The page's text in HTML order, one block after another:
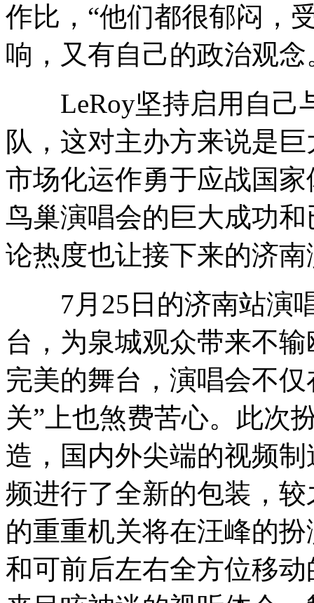
作比，“他们都很郁闷，
响，又有自己的政治观念
LeRoy坚持启用自己
队，这对主办方来说是
市场化运作勇于应战国
鸟巢演唱会的巨大成功
论热度也让接下来的济
7月25日的济南站演唱
台，为泉城观众带来不
完美的舞台，演唱会不
关”上也煞费苦心。此次
造，国内外尖端的视频
频进行了全新的包装，
的重重机关将在汪峰的
和可前后左右全方位移